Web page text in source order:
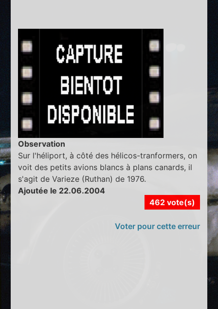
Observation
Sur l'héliport, à côté des hélicos-tranformers, on
voit des petits avions blancs à plans canards, il
s'agit de Varieze (Ruthan) de 1976.
Ajoutée le 22.06.2004
462 vote(s)
Voter pour cette erreur